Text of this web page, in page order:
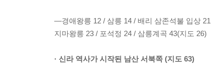
―경애왕릉 12 / 삼릉 14 / 배리 삼존석불 입상 21
지마왕릉 23 / 포석정 24 / 삼릉계곡 43(지도 26)
· 신라 역사가 시작된 남산 서북쪽 (지도 63)